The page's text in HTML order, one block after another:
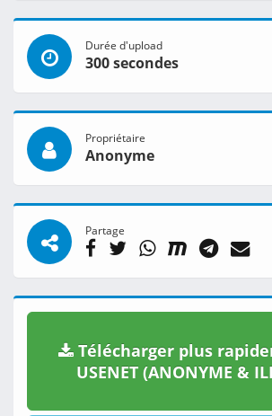
Durée d'upload
300 secondes
Propriétaire
Anonyme
Partage
Télécharger plus
USENET (ANONYME &